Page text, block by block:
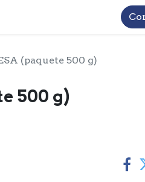
INFORMACIÓN
(paquete 500 g)
500 g)